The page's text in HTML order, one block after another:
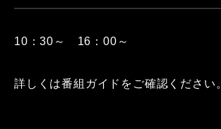
10：30～ 16：00～
詳しくは番組ガイドをご確認ください。